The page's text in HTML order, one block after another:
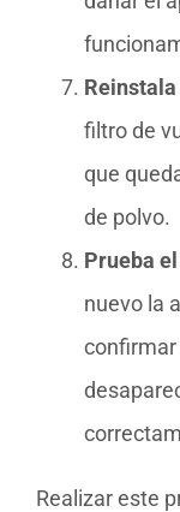
filtro de
que
de polvo.
Prueba
nuevo la
confirmar
Realizar este